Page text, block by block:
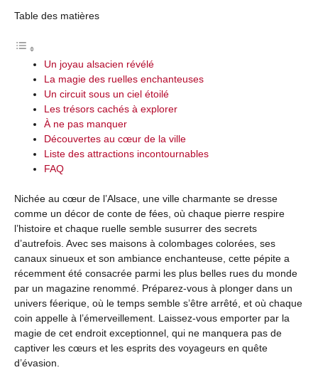
Table des matières
Un joyau alsacien révélé
La magie des ruelles enchanteuses
Un circuit sous un ciel étoilé
Les trésors cachés à explorer
À ne pas manquer
Découvertes au cœur de la ville
Liste des attractions incontournables
FAQ
Nichée au cœur de l’Alsace, une ville charmante se dresse
comme un décor de conte de fées, où chaque pierre respire
l’histoire et chaque ruelle semble susurrer des secrets
d’autrefois. Avec ses maisons à colombages colorées, ses
canaux sinueux et son ambiance enchanteuse, cette pépite a
récemment été consacrée parmi les plus belles rues du monde
par un magazine renommé. Préparez-vous à plonger dans un
univers féerique, où le temps semble s’être arrêté, et où chaque
coin appelle à l’émerveillement. Laissez-vous emporter par la
magie de cet endroit exceptionnel, qui ne manquera pas de
captiver les cœurs et les esprits des voyageurs en quête
d’évasion.